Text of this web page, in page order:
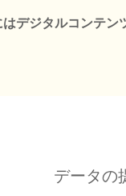
デジタルコンテン
データの